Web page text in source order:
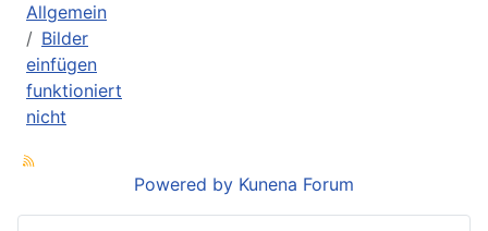
Allgemein
Bilder
einfügen
funktioniert
nicht
Powered by Kunena Forum